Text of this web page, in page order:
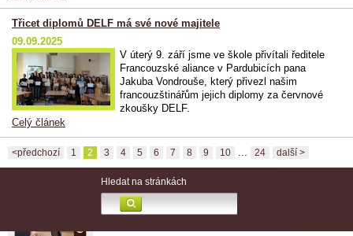
Třicet diplomů DELF má své nové majitele
09.09.2025
V úterý 9. září jsme ve škole přivítali ředitele
Francouzské aliance v Pardubicích pana
Jakuba Vondrouše, který přivezl našim
francouzštinářům jejich diplomy za červnové
zkoušky DELF.
Celý článek
<předchozí 1 2 3 4 5 6 7 8 9 10 24 další >
Hledat na stránkách